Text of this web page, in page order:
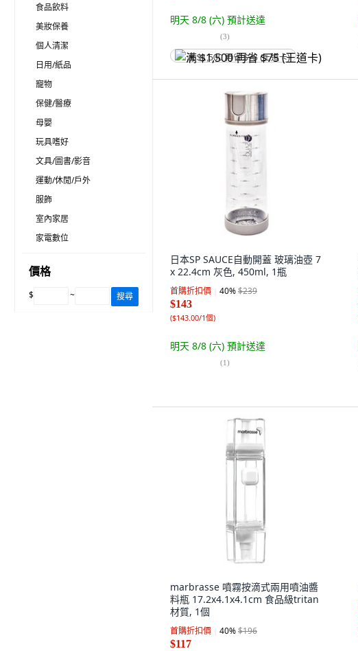
食品飲料
美妝保養
個人清潔
日用/紙品
寵物
保健/醫療
母嬰
玩具嗜好
文具/圖書/影音
運動/休閒/戶外
服飾
室內家居
家電數位
價格
$ ~ 搜尋
明天 8/8 (六) 預計送達
(3)
满 $1,500 再省 $75 (王道卡)
日本SP SAUCE自動開蓋 玻璃油壺 7
x 22.4cm 灰色, 450ml, 1瓶
首購折扣價 40%$239
$143
($143.00/1個)
明天 8/8 (六) 預計送達
(1)
marbrasse 噴霧按滴式兩用噴油醬
料瓶 17.2x4.1x4.1cm 食品級tritan
材質, 1個
首購折扣價 40%$196
$117